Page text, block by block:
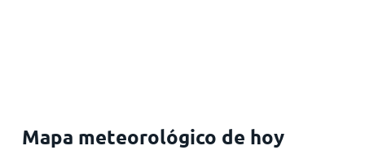
Mapa meteorológico de hoy